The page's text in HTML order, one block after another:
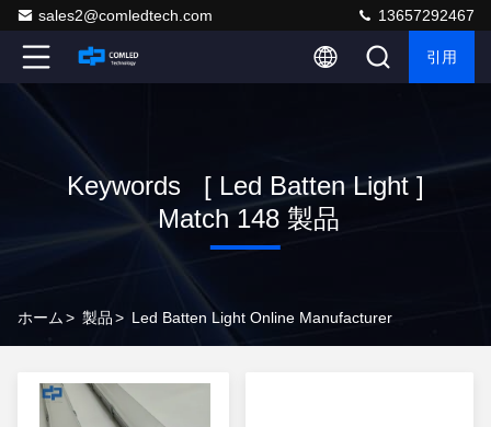
sales2@comledtech.com 13657292467
引用
Keywords [ Led Batten Light ]
Match 148 製品
ホーム> 製品> Led Batten Light Online Manufacturer